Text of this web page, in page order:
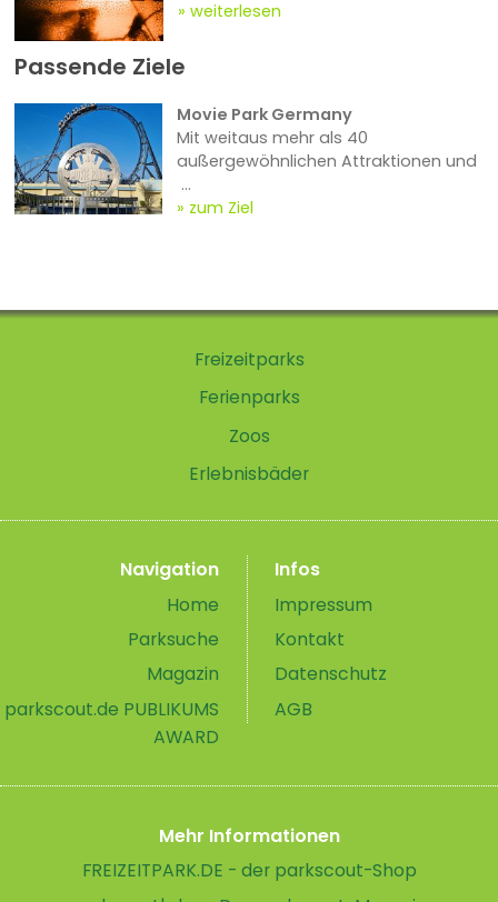
weiterlesen
Passende Ziele
Movie Park Germany
Mit weitaus mehr als 40
außergewöhnlichen Attraktionen und
...
zum Ziel
Freizeitparks
Ferienparks
Zoos
Erlebnisbäder
Navigation
Home
Parksuche
Magazin
parkscout.de PUBLIKUMS
AWARD
Infos
Impressum
Kontakt
Datenschutz
AGB
Mehr Informationen
FREIZEITPARK.DE - der parkscout-Shop